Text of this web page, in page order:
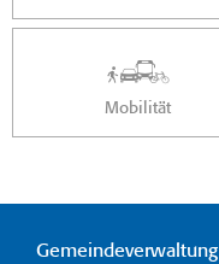
Mobilität
Gemeindeverwaltung